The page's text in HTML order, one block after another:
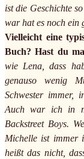
ist die Geschichte
war hat es noch ein
Vielleicht eine
Buch? Hast du
wie Lena, dass
genauso wenig
Schwester immer,
Auch war ich in
Backstreet Boys.
Michelle ist immer
heißt das nicht,